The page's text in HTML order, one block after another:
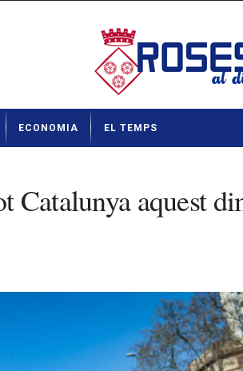
ECONOMIA EL TEMPS
Catalunya aquest